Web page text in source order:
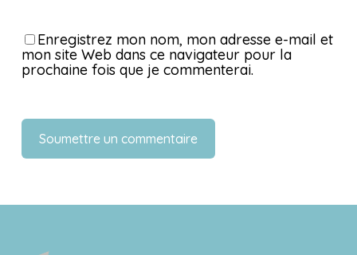
Enregistrez mon nom, mon adresse e-mail et
mon site Web dans ce navigateur pour la
prochaine fois que je commenterai.